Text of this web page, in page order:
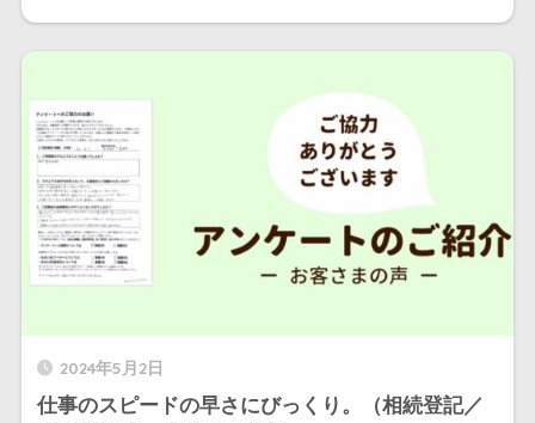
2024年5月2日
仕事のスピードの早さにびっくり。（相続登記／